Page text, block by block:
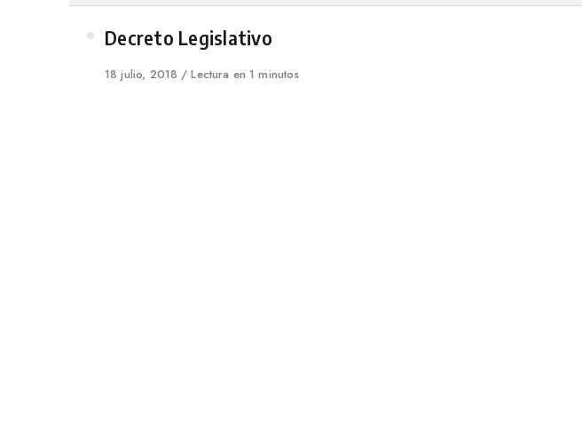
Category
Decreto Legislativo
Published
18 julio, 2018 Lectura en 1 minutos